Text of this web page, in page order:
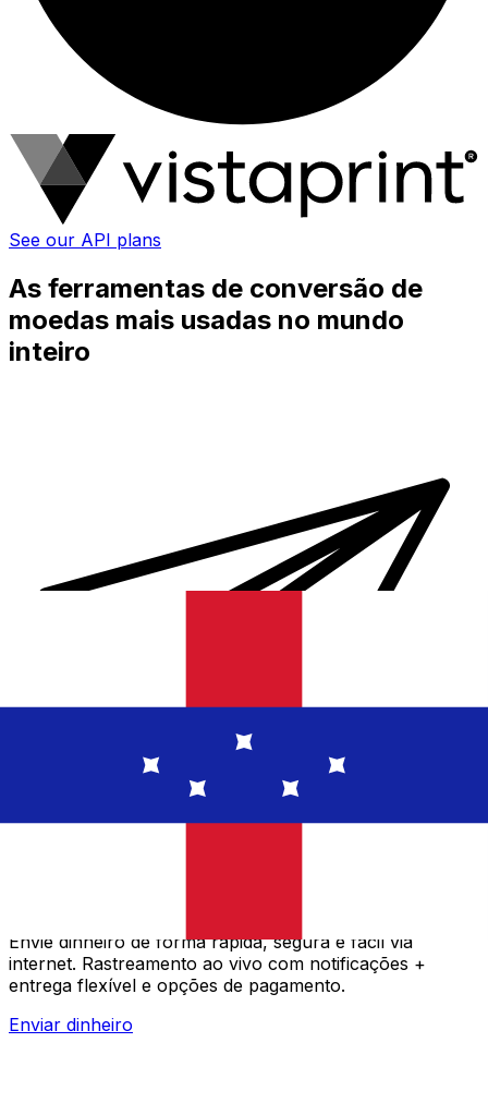
See our API plans
As ferramentas de conversão de
moedas mais usadas no mundo
inteiro
Envie dinheiro de forma rápida, segura e fácil via
internet. Rastreamento ao vivo com notificações +
entrega flexível e opções de pagamento.
Enviar dinheiro